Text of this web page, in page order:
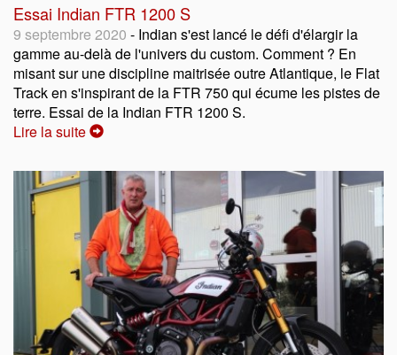
Essai Indian FTR 1200 S
9 septembre 2020 - Indian s'est lancé le défi d'élargir la
gamme au-delà de l'univers du custom. Comment ? En
misant sur une discipline maitrisée outre Atlantique, le Flat
Track en s'inspirant de la FTR 750 qui écume les pistes de
terre. Essai de la Indian FTR 1200 S.
Lire la suite